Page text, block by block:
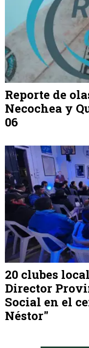
Reporte de
Necochea y
06
20 clubes
Director
Social en el
Néstor"